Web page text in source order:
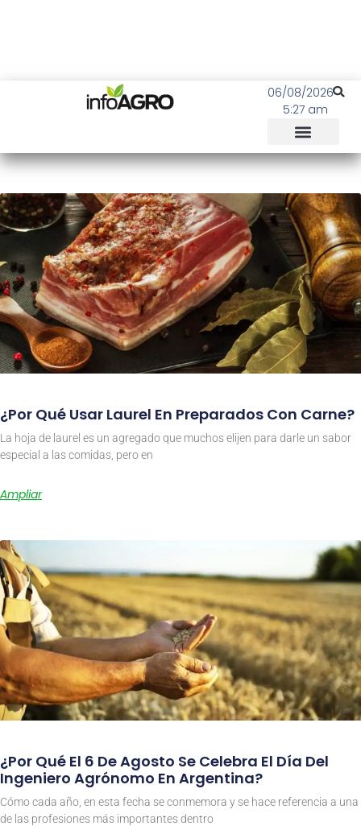
06/08/2026
5:27 am
¿Por Qué Usar Laurel En Preparados Con Carne?
La hoja de laurel es un agregado que muchos elijen para darle un sabor
especial a las comidas, pero en
Ampliar
¿Por Qué El 6 De Agosto Se Celebra El Día Del
Ingeniero Agrónomo En Argentina?
Cómo cada año, en esta fecha se conmemora y se hace referencia a una
de las profesiones más importantes dentro